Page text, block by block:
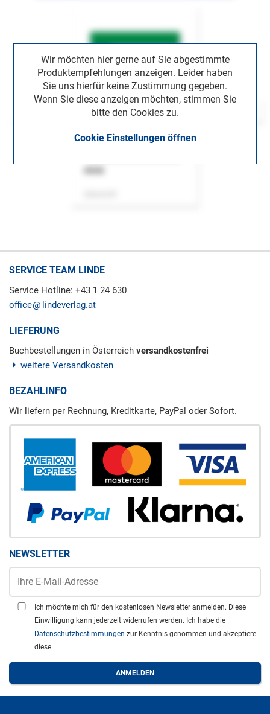
Wir möchten hier gerne auf Sie abgestimmte
Produktempfehlungen anzeigen. Leider haben
Sie uns hierfür keine Zustimmung gegeben.
Wenn Sie diese anzeigen möchten, stimmen Sie
bitte den Cookies zu.
Cookie Einstellungen öffnen
SERVICE TEAM LINDE
Service Hotline: +43 1 24 630
office
lindeverlag.at
LIEFERUNG
Buchbestellungen in Österreich versandkostenfrei
weitere Versandkosten
BEZAHLINFO
Wir liefern per Rechnung, Kreditkarte, PayPal oder Sofort.
NEWSLETTER
Ich möchte mich für den kostenlosen Newsletter anmelden. Diese
Einwilligung kann jederzeit widerrufen werden. Ich habe die
Datenschutzbestimmungen zur Kenntnis genommen und akzeptiere
diese.